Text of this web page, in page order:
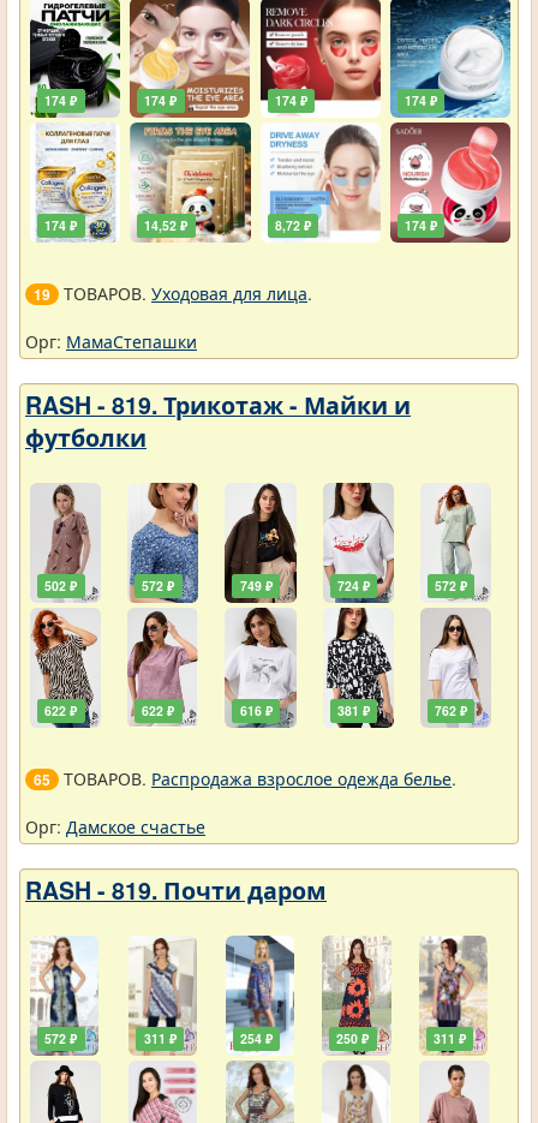
174 ₽
174 ₽
174 ₽
14,52 ₽
174 ₽
8,72 ₽
174 ₽
174 ₽
19 ТОВАРОВ. Уходовая для лица.
Орг: МамаСтепашки
RASH - 819. Трикотаж - Майки и
футболки
502 ₽
622 ₽
572 ₽
622 ₽
749 ₽
616 ₽
724 ₽
381 ₽
572 ₽
762 ₽
65 ТОВАРОВ. Распродажа взрослое одежда белье.
Орг: Дамское счастье
RASH - 819. Почти даром
572 ₽ 311 ₽ 254 ₽ 250 ₽ 311 ₽